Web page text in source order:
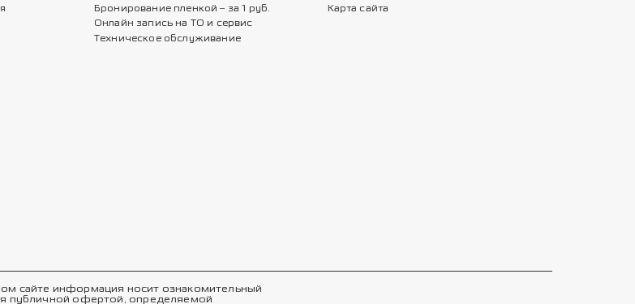
Бронирование пленкой – за 1 руб.
Онлайн запись на ТО и сервис
Техническое обслуживание
Карта сайта
сайте информация носит ознакомительный
публичной офертой, определяемой